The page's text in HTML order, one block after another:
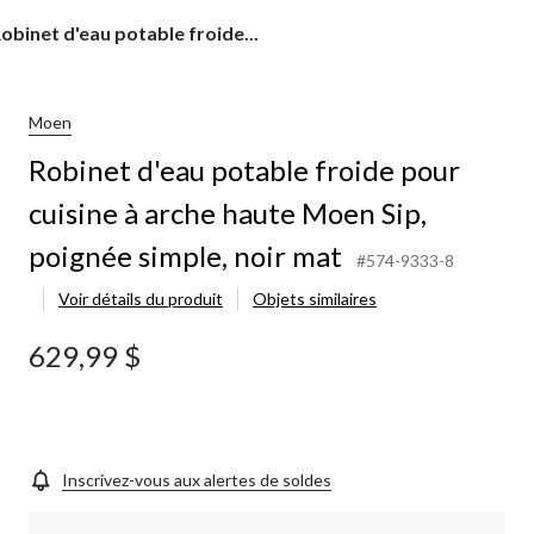
haute
d'eau potable froide...
Moen
Robinet d'eau potable froide pour
cuisine à arche haute Moen Sip,
poignée simple, noir mat
#574-9333-8
Voir détails du produit
Objets similaires
629,99 $
Inscrivez-vous aux alertes de soldes